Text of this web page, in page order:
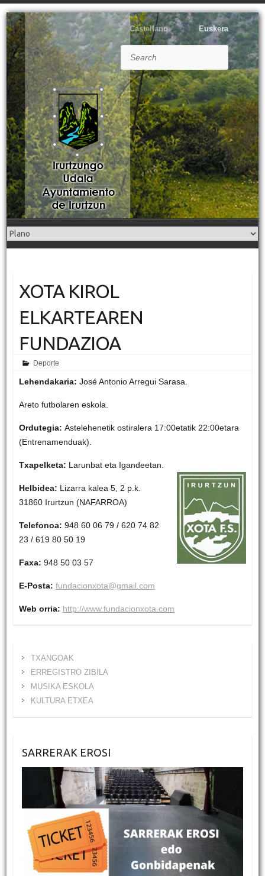
Castellano Euskera
XOTA KIROL
ELKARTEAREN
FUNDAZIOA
Deporte
Lehendakaria: José Antonio Arregui Sarasa.
Areto futbolaren eskola.
Ordutegia: Astelehenetik ostiralera 17:00etatik 22:00etara
(Entrenamenduak).
Txapelketa: Larunbat eta Igandeetan.
Helbidea: Lizarra kalea 5, 2 p.k.
31860 Irurtzun (NAFARROA)
Telefonoa: 948 60 06 79 / 620 74 82
23 / 619 80 50 19
Faxa: 948 50 03 57
E-Posta: fundacionxota@gmail.com
Web orria: http://www.fundacionxota.com
TXANGOAK
ERREGISTRO ZIBILA
MUSIKA ESKOLA
KULTURA ETXEA
SARRERAK EROSI